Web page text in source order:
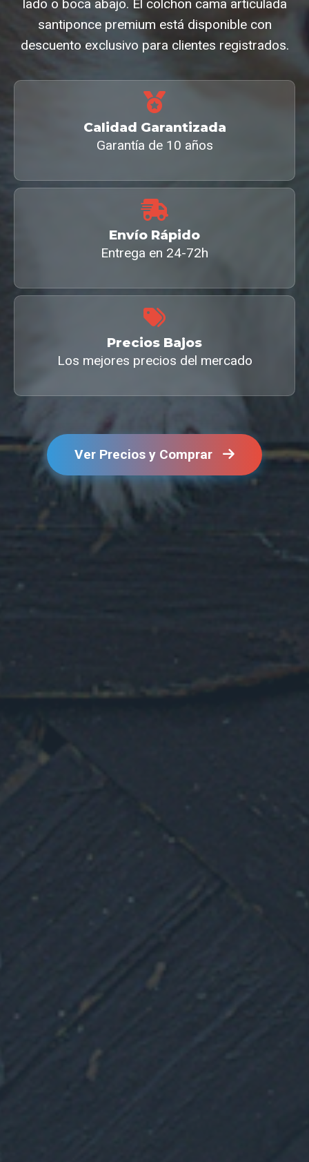
lado o boca abajo. El colchon cama articulada
santiponce premium está disponible con
descuento exclusivo para clientes registrados.
Calidad Garantizada
Garantía de 10 años
Envío Rápido
Entrega en 24-72h
Precios Bajos
Los mejores precios del mercado
Ver Precios y Comprar